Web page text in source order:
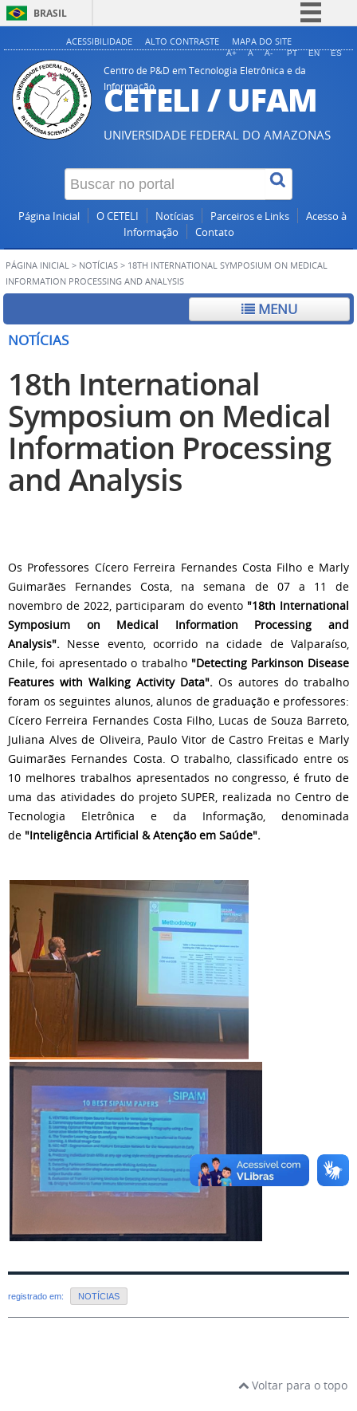
BRASIL
Simplifique!
Comunica BR
Participe
Acesso à informação
Legislação
Canais
ACESSIBILIDADE ALTO CONTRASTE MAPA DO SITE
A+ A A- PT EN ES
Centro de P&D em Tecnologia Eletrônica e da
Informação
CETELI / UFAM
UNIVERSIDADE FEDERAL DO AMAZONAS
Página Inicial O CETELI Notícias Parceiros e Links
Acesso à
Informação
Contato
PÁGINA INICIAL > NOTÍCIAS > 18TH INTERNATIONAL SYMPOSIUM ON MEDICAL
INFORMATION PROCESSING AND ANALYSIS
MENU
NOTÍCIAS
18th International
Symposium on Medical
Information Processing
and Analysis
Os Professores Cícero Ferreira Fernandes Costa Filho e Marly
Guimarães Fernandes Costa, na semana de 07 a 11 de
novembro de 2022, participaram do evento"18th International
Symposium on Medical Information Processing and
Analysis". Nesse evento, ocorrido na cidade de Valparaíso,
Chile, foi apresentado o trabalho "Detecting Parkinson Disease
Features with Walking Activity Data". Os autores do trabalho
foram os seguintes alunos, alunos de graduação e professores:
Cícero Ferreira Fernandes Costa Filho, Lucas de Souza Barreto,
Juliana Alves de Oliveira, Paulo Vitor de Castro Freitas e Marly
Guimarães Fernandes Costa. O trabalho, classificado entre os
10 melhores trabalhos apresentados no congresso, é fruto de
uma das atividades do projeto SUPER, realizada no Centro de
Tecnologia Eletrônica e da Informação, denominada
de "Inteligência Artificial & Atenção em Saúde".
registrado em: NOTÍCIAS
Voltar para o topo